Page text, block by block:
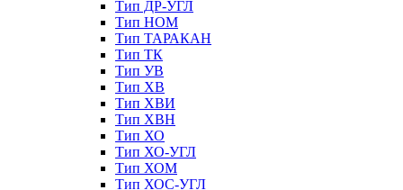
Тип ДР-УГЛ
Тип НОМ
Тип ТАРАКАН
Тип ТК
Тип УВ
Тип ХВ
Тип ХВИ
Тип ХВН
Тип ХО
Тип ХО-УГЛ
Тип ХОМ
Тип ХОС-УГЛ